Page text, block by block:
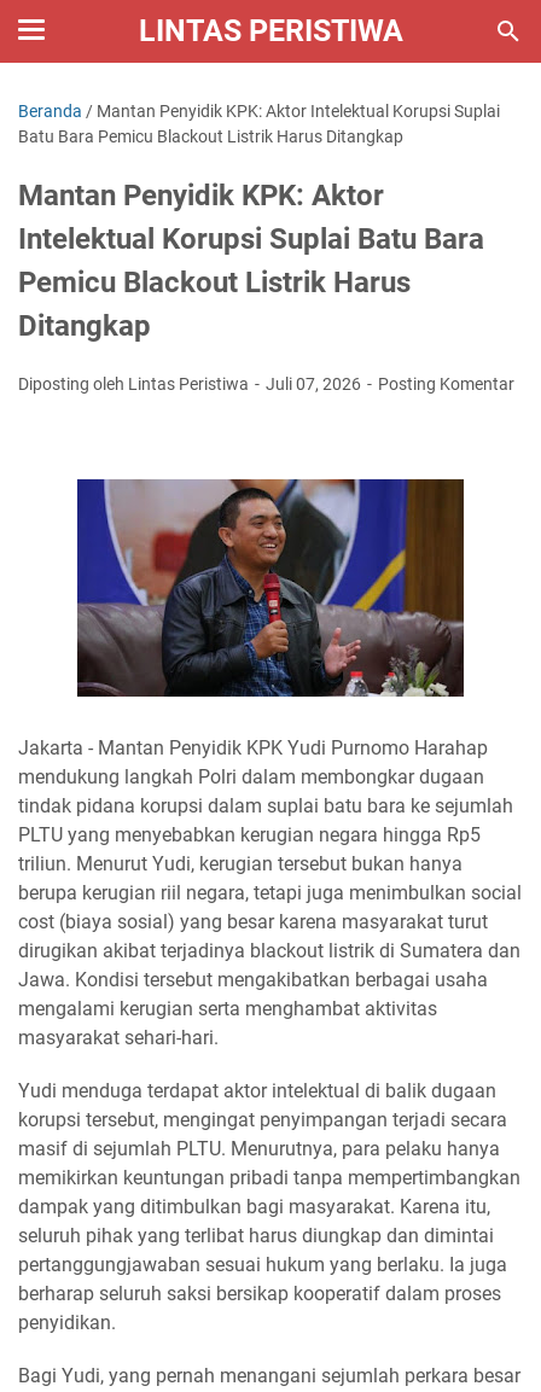
LINTAS PERISTIWA
Beranda / Mantan Penyidik KPK: Aktor Intelektual Korupsi Suplai
Batu Bara Pemicu Blackout Listrik Harus Ditangkap
Mantan Penyidik KPK: Aktor
Intelektual Korupsi Suplai Batu Bara
Pemicu Blackout Listrik Harus
Ditangkap
Diposting oleh Lintas Peristiwa Juli 07, 2026 Posting Komentar
Jakarta - Mantan Penyidik KPK Yudi Purnomo Harahap
mendukung langkah Polri dalam membongkar dugaan
tindak pidana korupsi dalam suplai batu bara ke sejumlah
PLTU yang menyebabkan kerugian negara hingga Rp5
triliun. Menurut Yudi, kerugian tersebut bukan hanya
berupa kerugian riil negara, tetapi juga menimbulkan social
cost (biaya sosial) yang besar karena masyarakat turut
dirugikan akibat terjadinya blackout listrik di Sumatera dan
Jawa. Kondisi tersebut mengakibatkan berbagai usaha
mengalami kerugian serta menghambat aktivitas
masyarakat sehari-hari.
Yudi menduga terdapat aktor intelektual di balik dugaan
korupsi tersebut, mengingat penyimpangan terjadi secara
masif di sejumlah PLTU. Menurutnya, para pelaku hanya
memikirkan keuntungan pribadi tanpa mempertimbangkan
dampak yang ditimbulkan bagi masyarakat. Karena itu,
seluruh pihak yang terlibat harus diungkap dan dimintai
pertanggungjawaban sesuai hukum yang berlaku. Ia juga
berharap seluruh saksi bersikap kooperatif dalam proses
penyidikan.
Bagi Yudi, yang pernah menangani sejumlah perkara besar